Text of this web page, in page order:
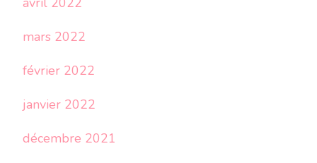
mars 2022
février 2022
janvier 2022
décembre 2021